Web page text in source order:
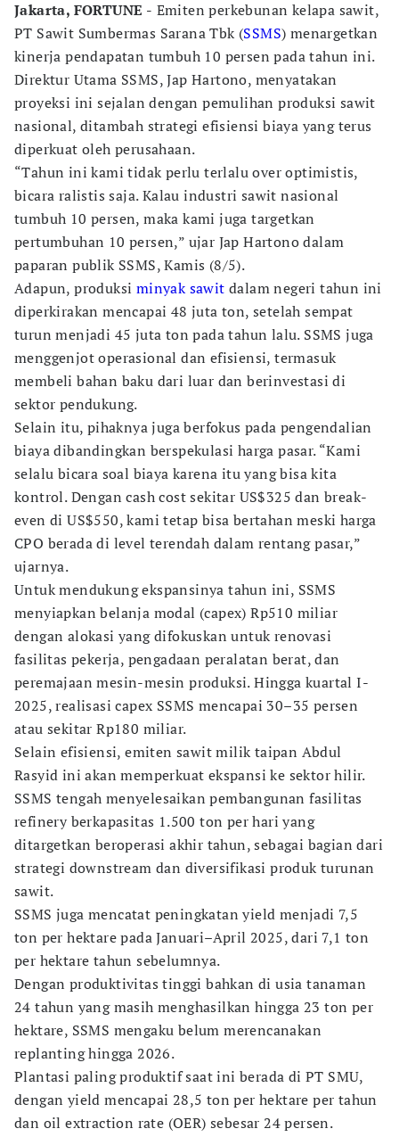
Jakarta, FORTUNE - Emiten perkebunan kelapa sawit,
PT Sawit Sumbermas Sarana Tbk (SSMS) menargetkan
kinerja pendapatan tumbuh 10 persen pada tahun ini.
Direktur Utama SSMS, Jap Hartono, menyatakan
proyeksi ini sejalan dengan pemulihan produksi sawit
nasional, ditambah strategi efisiensi biaya yang terus
diperkuat oleh perusahaan.
“Tahun ini kami tidak perlu terlalu over optimistis,
bicara ralistis saja. Kalau industri sawit nasional
tumbuh 10 persen, maka kami juga targetkan
pertumbuhan 10 persen,” ujar Jap Hartono dalam
paparan publik SSMS, Kamis (8/5).
Adapun, produksi minyak sawit dalam negeri tahun ini
diperkirakan mencapai 48 juta ton, setelah sempat
turun menjadi 45 juta ton pada tahun lalu. SSMS juga
menggenjot operasional dan efisiensi, termasuk
membeli bahan baku dari luar dan berinvestasi di
sektor pendukung.
Selain itu, pihaknya juga berfokus pada pengendalian
biaya dibandingkan berspekulasi harga pasar. “Kami
selalu bicara soal biaya karena itu yang bisa kita
kontrol. Dengan cash cost sekitar US$325 dan break-
even di US$550, kami tetap bisa bertahan meski harga
CPO berada di level terendah dalam rentang pasar,”
ujarnya.
Untuk mendukung ekspansinya tahun ini, SSMS
menyiapkan belanja modal (capex) Rp510 miliar
dengan alokasi yang difokuskan untuk renovasi
fasilitas pekerja, pengadaan peralatan berat, dan
peremajaan mesin-mesin produksi. Hingga kuartal I-
2025, realisasi capex SSMS mencapai 30–35 persen
atau sekitar Rp180 miliar.
Selain efisiensi, emiten sawit milik taipan Abdul
Rasyid ini akan memperkuat ekspansi ke sektor hilir.
SSMS tengah menyelesaikan pembangunan fasilitas
refinery berkapasitas 1.500 ton per hari yang
ditargetkan beroperasi akhir tahun, sebagai bagian dari
strategi downstream dan diversifikasi produk turunan
sawit.
SSMS juga mencatat peningkatan yield menjadi 7,5
ton per hektare pada Januari–April 2025, dari 7,1 ton
per hektare tahun sebelumnya.
Dengan produktivitas tinggi bahkan di usia tanaman
24 tahun yang masih menghasilkan hingga 23 ton per
hektare, SSMS mengaku belum merencanakan
replanting hingga 2026.
Plantasi paling produktif saat ini berada di PT SMU,
dengan yield mencapai 28,5 ton per hektare per tahun
dan oil extraction rate (OER) sebesar 24 persen.